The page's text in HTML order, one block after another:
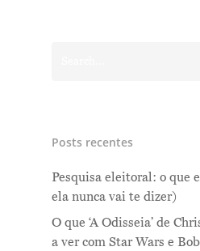
Posts recentes
Pesquisa eleitoral: o que
ela nunca vai te dizer)
O que ‘A Odisseia’ de
a ver com Star Wars e